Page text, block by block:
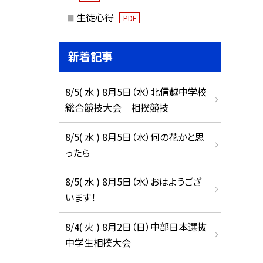
生徒心得 PDF
新着記事
8/5( 水 ) 8月5日（水）北信越中学校
総合競技大会 相撲競技
8/5( 水 ) 8月5日（水）何の花かと思
ったら
8/5( 水 ) 8月5日（水）おはようござ
います！
8/4( 火 ) 8月2日（日）中部日本選抜
中学生相撲大会